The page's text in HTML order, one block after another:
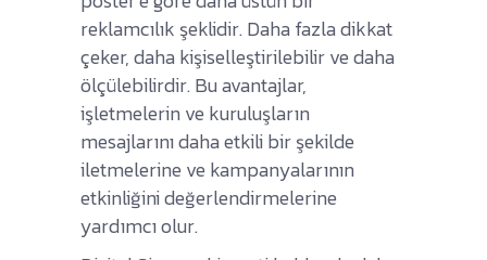
reklamcılık şeklidir. Daha fazla dikkat
çeker, daha kişiselleştirilebilir ve daha
ölçülebilirdir. Bu avantajlar,
işletmelerin ve kuruluşların
mesajlarını daha etkili bir şekilde
iletmelerine ve kampanyalarının
etkinliğini değerlendirmelerine
yardımcı olur.